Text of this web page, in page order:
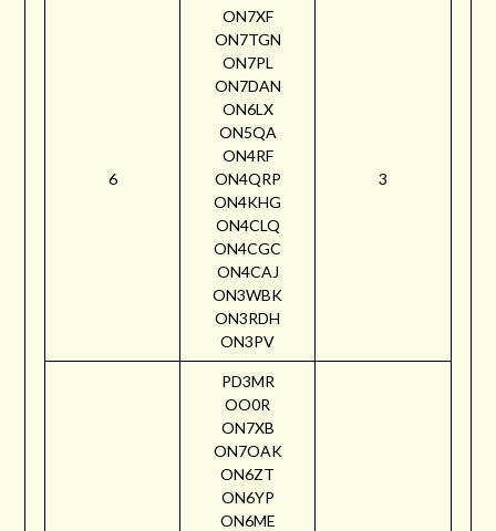
6
ON7XF
ON7TGN
ON7PL
ON7DAN
ON6LX
ON5QA
ON4RF
ON4QRP
ON4KHG
ON4CLQ
ON4CGC
ON4CAJ
ON3WBK
ON3RDH
ON3PV
3
PD3MR
OO0R
ON7XB
ON7OAK
ON6ZT
ON6YP
ON6ME